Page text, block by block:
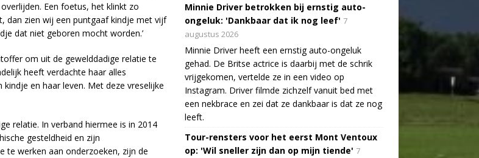
Een foetus, het klinkt zo
dan zien wij een puntgaaf kindje met vijf
dat niet geboren mocht worden.’
om uit de gewelddadige relatie te
heeft verdachte haar alles
en haar leven. Met deze vreselijke
relatie. In verband hiermee is in 2014
gesteldheid en zijn
te werken aan onderzoeken, zijn de
Minnie Driver betrokken bij ernstig auto-
ongeluk: 'Dankbaar dat ik nog leef' 7
augustus 2026
Minnie Driver heeft een ernstig auto-ongeluk
gehad. De Britse actrice is daarbij met de schrik
vrijgekomen, vertelde ze in een video op
Instagram. Driver filmde zichzelf vanuit bed met
een nekbrace en zei dat ze dankbaar is dat ze nog
leeft.
Tour-rensters voor het eerst Mont Ventoux
op: 'Wil sneller zijn dan op mijn tiende' 7